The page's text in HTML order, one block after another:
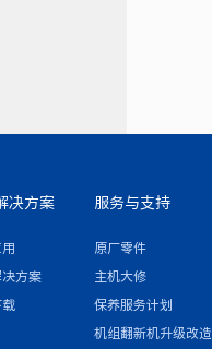
决方案
决方案
载
服务与支持
原厂零件
主机大修
保养服务计划
机组翻新机升级改造